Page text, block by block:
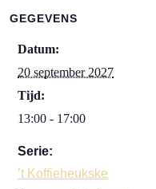
GEGEVENS
Datum:
20 september 2027
Tijd:
13:00 - 17:00
Serie:
’t Koffieheukske